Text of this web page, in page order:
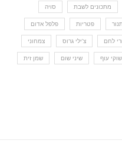
מתכונים לשבת סויה
פטריות פלפל אדום
לחם צ'ילי גרוס צמחוני
שוקי עוף שיני שום שמן זית